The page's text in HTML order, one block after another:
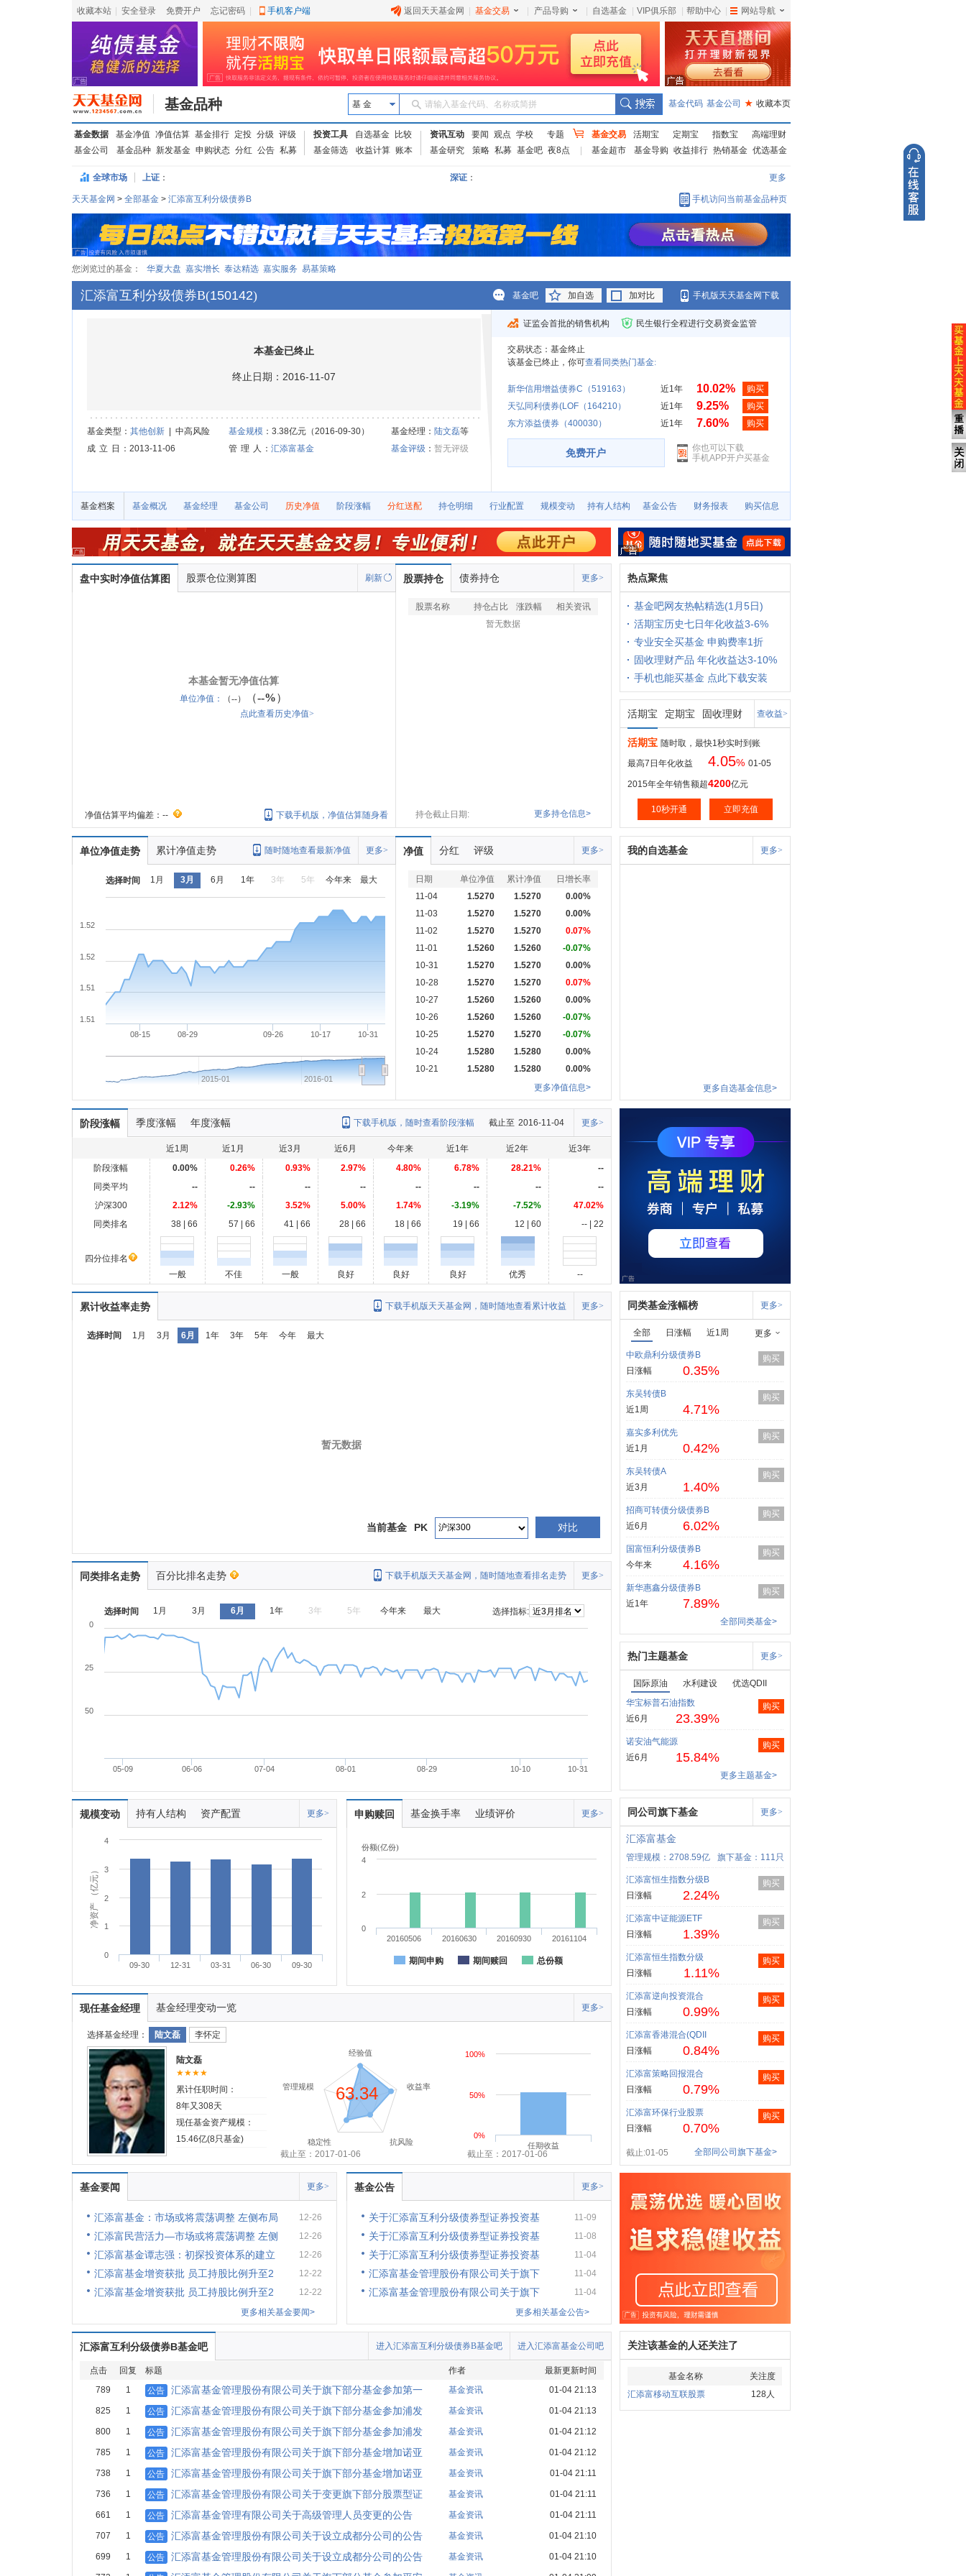
收藏本站 安全登录 免费开户 忘记密码 手机客户端 返回天天基金网 基金交易 产品导购 自选基金 VIP俱乐部 帮助中心 网站导航
基金品种 基 金 请输入基金代码、名称或简拼 基金代码 基金公司 ★ 收藏本页
基金数据 基金净值 净值估算 基金排行 定投 分级 评级
基金公司
基金品种 新发基金 申购状态 分红 公告 私募
投资工具 自选基金
比较
基金筛选
收益计算 账本
资讯互动 要闻 观点 学校
专题
基金研究
策略 私募 基金吧 夜8点
基金交易 活期宝 定期宝 指数宝
高端理财
基金超市
基金导购 收益排行 热销基金 优选基金
全球市场 上证： 深证： 更多
天天基金网 > 全部基金 > 汇添富互利分级债券B 手机访问当前基金品种页
您浏览过的基金： 华夏大盘 嘉实增长 泰达精选 嘉实服务 易基策略
汇添富互利分级债券B(150142) 基金吧 加自选 加对比 手机版天天基金网下载
本基金已终止
终止日期：2016-11-07
基金类型： 其他创新| 中高风险 基金规模：3.38亿元（2016-09-30） 基金经理： 陆文磊等
成 立 日
：2013-11-06 管 理 人 ： 汇添富基金 基金评级 ： 暂无评级
证监会首批的销售机构 民生银行全程进行交易资金监管
交易状态： 基金终止
该基金已终止，你可查看同类热门基金:
新华信用增益债券C（519163） 近1年 10.02%
购买
天弘同利债券(LOF（164210）
近1年 9.25%
购买
东方添益债券（400030）
近1年 7.60% 购买
免费开户
你也可以下载
手机APP开户买基金
基金档案 基金概况 基金经理 基金公司 历史净值 阶段涨幅 分红送配 持仓明细 行业配置 规模变动 持有人结构 基金公告 财务报表 购买信息
盘中实时净值估算图 股票仓位测算图 刷新
本基金暂无净值估算
单位净值： （--） （--%）
点此查看历史净值>
净值估算平均偏差： -- 下载手机版，净值估算随身看
股票持仓 债券持仓 更多>
股票名称 持仓占比 涨跌幅
相关资讯
暂无数据
持仓截止日期: 更多持仓信息>
热点聚焦
基金吧网友热帖精选(1月5日)
活期宝历史七日年化收益3-6%
专业安全买基金 申购费率1折
固收理财产品 年化收益达3-10%
手机也能买基金 点此下载安装
活期宝 定期宝 固收理财 查收益>
活期宝 随时取，最快1秒实时到账
最高7日年化收益
4.05% 01-05
2015年全年销售额超4200亿元
10秒开通 立即充值
单位净值走势 累计净值走势 更多>
随时随地查看最新净值
选择时间 1月 3月 6月 1年 3年 5年 今年来 最大
08-15 08-29 09-26 10-17 10-31
2015-01 2016-01
1.51
1.51
1.52
1.52
净值 分红 评级 更多>
日期 单位净值 累计净值
日增长率
11-04
1.5270 1.5270
0.00%
11-03
1.5270 1.5270
0.00%
11-02
1.5270 1.5270
0.07%
11-01
1.5260 1.5260
-0.07%
10-31
1.5270 1.5270
0.00%
10-28
1.5270 1.5270
0.07%
10-27
1.5260 1.5260
0.00%
10-26
1.5260 1.5260
-0.07%
10-25
1.5270 1.5270
-0.07%
10-24
1.5280 1.5280
0.00%
10-21
1.5280 1.5280
0.00%
更多净值信息>
我的自选基金 更多>
更多自选基金信息>
阶段涨幅 季度涨幅 年度涨幅 更多>
截止至 2016-11-04
下载手机版，随时查看阶段涨幅
近1周 近1月 近3月 近6月 今年来 近1年 近2年
近3年
阶段涨幅
0.00% 0.26% 0.93% 2.97% 4.80% 6.78% 28.21%
--
同类平均
-- -- -- -- -- -- --
--
沪深300
2.12% -2.93% 3.52% 5.00% 1.74% -3.19% -7.52%
47.02%
同类排名
38 | 66 57 | 66 41 | 66 28 | 66 18 | 66 19 | 66 12 | 60 -- | 22
四分位排名
一般
不佳 一般 良好 良好 良好 优秀 --
累计收益率走势 更多>
下载手机版天天基金网，随时随地查看累计收益
选择时间 1月 3月 6月 1年 3年 5年 今年 最大
暂无数据
对比
PK
当前基金
同类排名走势 百分比排名走势 更多>
下载手机版天天基金网，随时随地查看排名走势
选择指标:
选择时间 1月 3月 6月 1年 3年 5年 今年来 最大
05-09 06-06 07-04 08-01 08-29 10-10 10-31
0
25
50
规模变动 持有人结构 资产配置 更多>
净资产 （亿元）
09-30 12-31 03-31 06-30 09-30
0
1
2
3
4
申购赎回 基金换手率 业绩评价 更多>
份额(亿份)
期间申购 期间赎回 总份额
20160506 20160630 20160930 20161104
0
2
4
现任基金经理 基金经理变动一览 更多>
选择基金经理： 陆文磊 李怀定
陆文磊
★★★★
累计任职时间：
8年又308天
现任基金资产规模：
15.46亿(8只基金)
63.34
经验值
收益率
抗风险
稳定性
管理规模
任期收益
0%
50%
100%
截止至：2017-01-06 截止至：2017-01-06
基金要闻 更多>
汇添富基金：市场或将震荡调整 左侧布局 12-26
汇添富民营活力—市场或将震荡调整 左侧 12-26
汇添富基金谭志强：初探投资体系的建立 12-26
汇添富基金增资获批 员工持股比例升至2 12-22
汇添富基金增资获批 员工持股比例升至2
12-22
更多相关基金要闻>
基金公告 更多>
关于汇添富互利分级债券型证券投资基 11-09
关于汇添富互利分级债券型证券投资基 11-08
关于汇添富互利分级债券型证券投资基 11-04
汇添富基金管理股份有限公司关于旗下 11-04
汇添富基金管理股份有限公司关于旗下
11-04
更多相关基金公告>
汇添富互利分级债券B基金吧 进入汇添富基金公司吧
进入汇添富互利分级债券B基金吧
点击 回复 标题 作者
最新更新时间
789
1 公告 汇添富基金管理股份有限公司关于旗下部分基金参加第一 基金资讯 01-04 21:13
825 1 公告 汇添富基金管理股份有限公司关于旗下部分基金参加浦发 基金资讯 01-04 21:13
800 1 公告 汇添富基金管理股份有限公司关于旗下部分基金参加浦发 基金资讯 01-04 21:12
785 1 公告 汇添富基金管理股份有限公司关于旗下部分基金增加诺亚 基金资讯 01-04 21:12
738 1 公告 汇添富基金管理股份有限公司关于旗下部分基金增加诺亚 基金资讯 01-04 21:11
736 1 公告 汇添富基金管理股份有限公司关于变更旗下部分股票型证 基金资讯 01-04 21:11
661 1 公告 汇添富基金管理有限公司关于高级管理人员变更的公告 基金资讯 01-04 21:11
707 1 公告 汇添富基金管理股份有限公司关于设立成都分公司的公告 基金资讯 01-04 21:10
699 1 公告 汇添富基金管理股份有限公司关于设立成都分公司的公告 基金资讯 01-04 21:10
同类基金涨幅榜 更多>
全部 日涨幅 近1周 更多
中欧鼎利分级债券B
日涨幅
0.35%
购买
东吴转债B
近1周
4.71%
购买
嘉实多利优先
近1月
0.42%
购买
东吴转债A
近3月
1.40%
购买
招商可转债分级债券B
近6月
6.02%
购买
国富恒利分级债券B
今年来
4.16%
购买
新华惠鑫分级债券B
近1年
7.89%
购买
全部同类基金>
热门主题基金 更多>
国际原油 水利建设
优选QDII
华宝标普石油指数
近6月
23.39%
购买
诺安油气能源
近6月
15.84%
购买
更多主题基金>
同公司旗下基金 更多>
汇添富基金
管理规模：2708.59亿 旗下基金：111只
汇添富恒生指数分级B
日涨幅
2.24%
购买
汇添富中证能源ETF
日涨幅
1.39%
购买
汇添富恒生指数分级
日涨幅
1.11%
购买
汇添富逆向投资混合
日涨幅
0.99%
购买
汇添富香港混合(QDII
日涨幅
0.84%
购买
汇添富策略回报混合
日涨幅
0.79%
购买
汇添富环保行业股票
日涨幅
0.70%
购买
截止:01-05 全部同公司旗下基金>
关注该基金的人还关注了
基金名称
关注度
汇添富移动互联股票
128人